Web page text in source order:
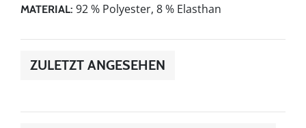
MATERIAL: 92 % Polyester, 8 % Elasthan
ZULETZT ANGESEHEN